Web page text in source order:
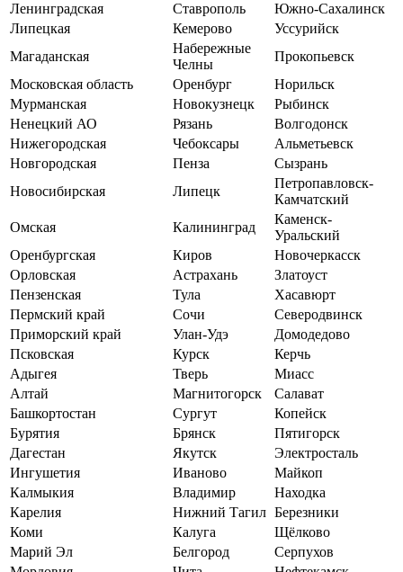
Ленинградская
Ставрополь
Южно-Сахалинск
Липецкая
Кемерово
Уссурийск
Магаданская
Набережные
Челны
Прокопьевск
Московская область
Оренбург
Норильск
Мурманская
Новокузнецк
Рыбинск
Ненецкий АО
Рязань
Волгодонск
Нижегородская
Чебоксары
Альметьевск
Новгородская
Пенза
Сызрань
Новосибирская
Липецк
Петропавловск-
Камчатский
Омская
Калининград
Каменск-
Уральский
Оренбургская
Киров
Новочеркасск
Орловская
Астрахань
Златоуст
Пензенская
Тула
Хасавюрт
Пермский край
Сочи
Северодвинск
Приморский край
Улан-Удэ
Домодедово
Псковская
Курск
Керчь
Адыгея
Тверь
Миасс
Алтай
Магнитогорск
Салават
Башкортостан
Сургут
Копейск
Бурятия
Брянск
Пятигорск
Дагестан
Якутск
Электросталь
Ингушетия
Иваново
Майкоп
Калмыкия
Владимир
Находка
Карелия
Нижний Тагил Березники
Коми
Калуга
Щёлково
Марий Эл
Белгород
Серпухов